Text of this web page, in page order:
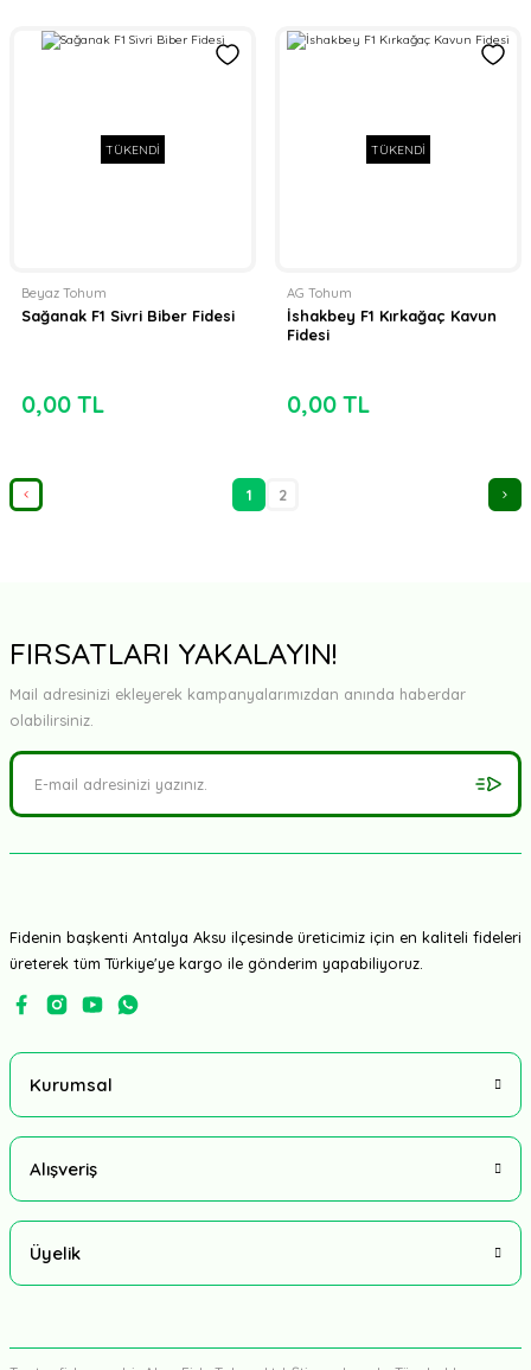
TÜKENDİ
Beyaz Tohum
Sağanak F1 Sivri Biber Fidesi
0,00 TL
TÜKENDİ
AG Tohum
İshakbey F1 Kırkağaç Kavun
Fidesi
0,00 TL
1 2
FIRSATLARI YAKALAYIN!
Mail adresinizi ekleyerek kampanyalarımızdan anında haberdar
olabilirsiniz.
Fidenin başkenti Antalya Aksu ilçesinde üreticimiz için en kaliteli fideleri
üreterek tüm Türkiye'ye kargo ile gönderim yapabiliyoruz.
Kurumsal
Alışveriş
Üyelik